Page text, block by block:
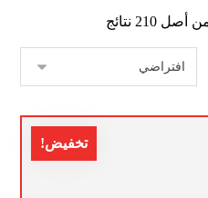
تخفيض!